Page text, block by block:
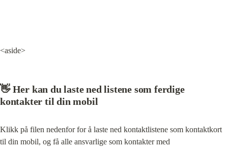
<aside>
👋 Her kan du laste ned listene som ferdige
kontakter til din mobil
Klikk på filen nedenfor for å laste ned kontaktlistene som kontaktkort
til din mobil, og få alle ansvarlige som kontakter med